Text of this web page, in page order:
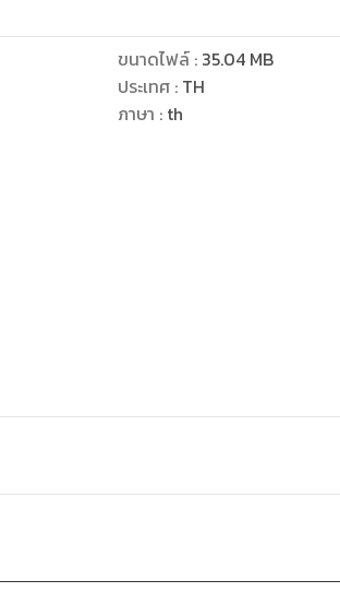
ขนาดไฟล์: 35.04 MB
ประเทศ : TH
ภาษา : th